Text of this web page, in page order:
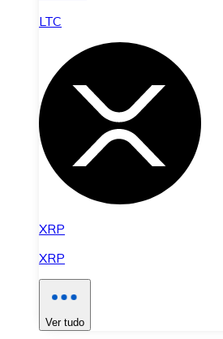
LTC
XRP
XRP
Ver tudo